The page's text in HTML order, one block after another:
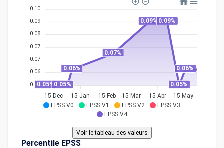
EPSS V0 EPSS V1 EPSS V2
EPSS V3
EPSS V4
0.10
0.09
0.08
0.07
0.07
0.06
0.050.05% 0.05%
0.06%
0.07%
0.09% 0.09%
0.05%
0.06%
15 Dec 15 Jan 15 Feb 15 Mar 15 Apr 15 May
Percentile EPSS